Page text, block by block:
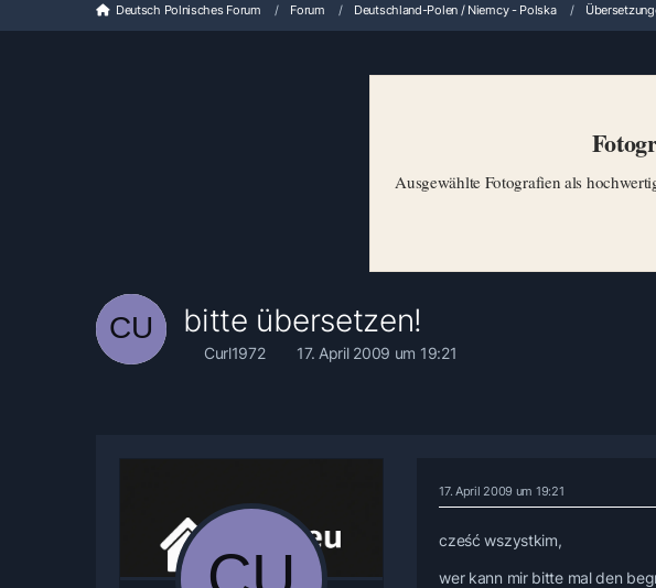
Deutsch Polnisches Forum Forum Deutschland-Polen / Niemcy - Polska
Ausgewählte Fotografien als
bitte übersetzen!
Curl1972 17. April 2009 um 19:21
17. April 2009 um 19:21
cześć wszystkim,
wer kann mir bitte mal den